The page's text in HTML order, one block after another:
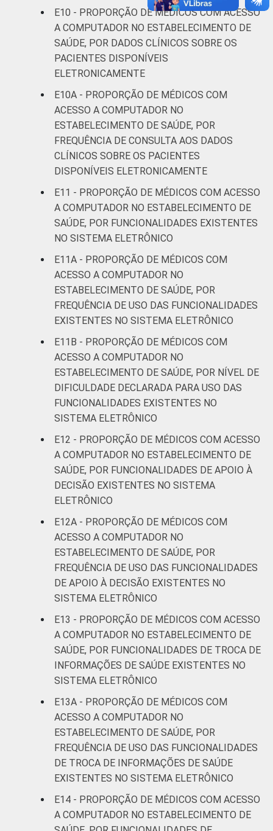
E10 - PROPORÇÃO DE MÉDICOS COM ACESSO
A COMPUTADOR NO ESTABELECIMENTO DE
SAÚDE, POR DADOS CLÍNICOS SOBRE OS
PACIENTES DISPONÍVEIS
ELETRONICAMENTE
E10A - PROPORÇÃO DE MÉDICOS COM
ACESSO A COMPUTADOR NO
ESTABELECIMENTO DE SAÚDE, POR
FREQUÊNCIA DE CONSULTA AOS DADOS
CLÍNICOS SOBRE OS PACIENTES
DISPONÍVEIS ELETRONICAMENTE
E11 - PROPORÇÃO DE MÉDICOS COM ACESSO
A COMPUTADOR NO ESTABELECIMENTO DE
SAÚDE, POR FUNCIONALIDADES EXISTENTES
NO SISTEMA ELETRÔNICO
E11A - PROPORÇÃO DE MÉDICOS COM
ACESSO A COMPUTADOR NO
ESTABELECIMENTO DE SAÚDE, POR
FREQUÊNCIA DE USO DAS FUNCIONALIDADES
EXISTENTES NO SISTEMA ELETRÔNICO
E11B - PROPORÇÃO DE MÉDICOS COM
ACESSO A COMPUTADOR NO
ESTABELECIMENTO DE SAÚDE, POR NÍVEL DE
DIFICULDADE DECLARADA PARA USO DAS
FUNCIONALIDADES EXISTENTES NO
SISTEMA ELETRÔNICO
E12 - PROPORÇÃO DE MÉDICOS COM ACESSO
A COMPUTADOR NO ESTABELECIMENTO DE
SAÚDE, POR FUNCIONALIDADES DE APOIO À
DECISÃO EXISTENTES NO SISTEMA
ELETRÔNICO
E12A - PROPORÇÃO DE MÉDICOS COM
ACESSO A COMPUTADOR NO
ESTABELECIMENTO DE SAÚDE, POR
FREQUÊNCIA DE USO DAS FUNCIONALIDADES
DE APOIO À DECISÃO EXISTENTES NO
SISTEMA ELETRÔNICO
E13 - PROPORÇÃO DE MÉDICOS COM ACESSO
A COMPUTADOR NO ESTABELECIMENTO DE
SAÚDE, POR FUNCIONALIDADES DE TROCA DE
INFORMAÇÕES DE SAÚDE EXISTENTES NO
SISTEMA ELETRÔNICO
E13A - PROPORÇÃO DE MÉDICOS COM
ACESSO A COMPUTADOR NO
ESTABELECIMENTO DE SAÚDE, POR
FREQUÊNCIA DE USO DAS FUNCIONALIDADES
DE TROCA DE INFORMAÇÕES DE SAÚDE
EXISTENTES NO SISTEMA ELETRÔNICO
E14 - PROPORÇÃO DE MÉDICOS COM ACESSO
A COMPUTADOR NO ESTABELECIMENTO DE